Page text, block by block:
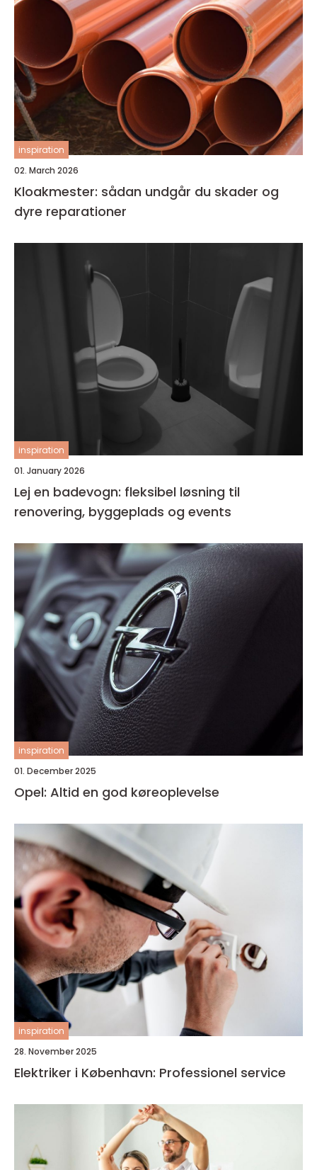
inspiration
02. March 2026
Kloakmester: sådan undgår du skader og
dyre reparationer
inspiration
01. January 2026
Lej en badevogn: fleksibel løsning til
renovering, byggeplads og events
inspiration
01. December 2025
Opel: Altid en god køreoplevelse
inspiration
28. November 2025
Elektriker i København: Professionel service